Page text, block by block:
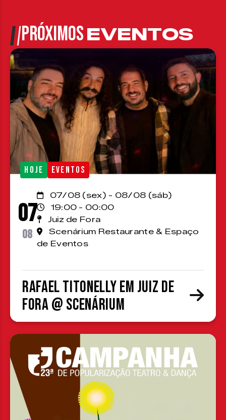
PRÓXIMOSEVENTOS
HOJE EVENTOS
07
08
07/08 (sex) - 08/08 (sáb)
19:00 - 00:00
Juiz de Fora
Scenárium Restaurante & Espaço
de Eventos
Rafael Titonelly em Juiz de
Fora @ Scenárium